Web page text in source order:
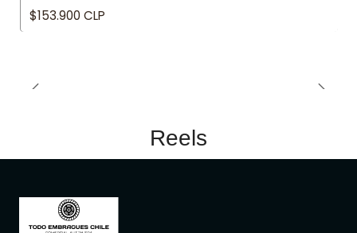
$153.900 CLP
Reels